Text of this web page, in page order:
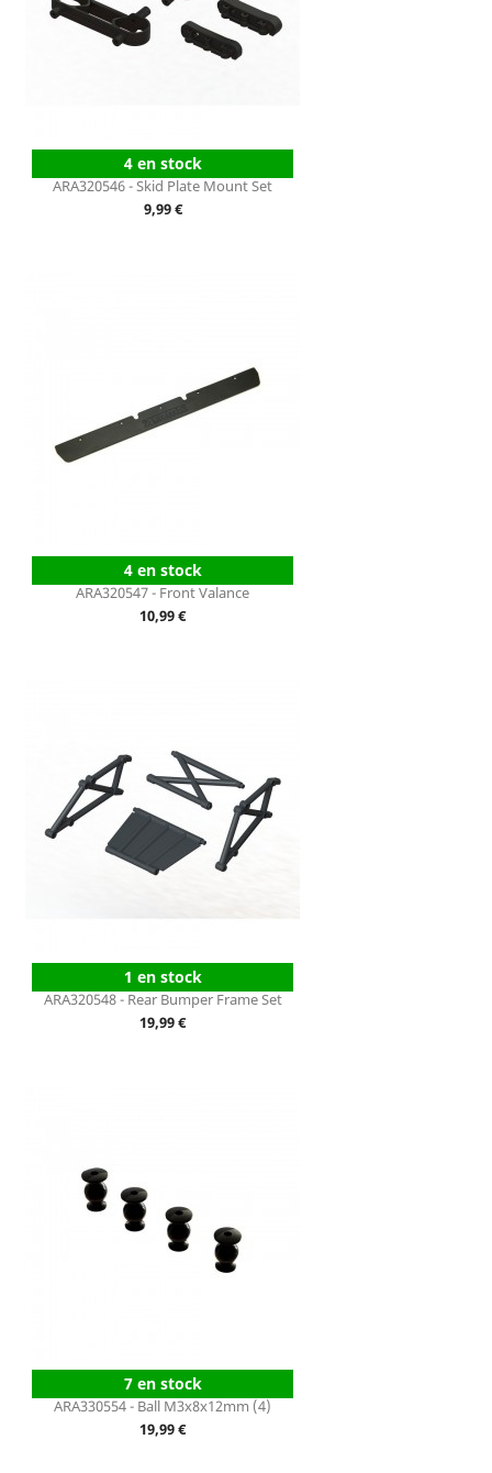
4 en stock
ARA320546 - Skid Plate Mount Set
Prix
9,99 €
4 en stock
ARA320547 - Front Valance
Prix
10,99 €
1 en stock
ARA320548 - Rear Bumper Frame Set
Prix
19,99 €
7 en stock
ARA330554 - Ball M3x8x12mm (4)
Prix
19,99 €